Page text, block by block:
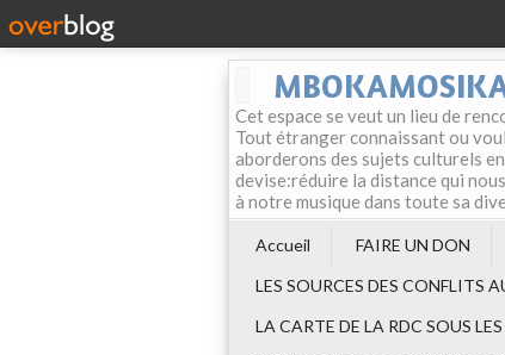
Cet espace se veut un lieu de
Tout étranger connaissant ou
aborderons des sujets culturels
devise:réduire la distance qui
à notre musique dans toute sa
Accueil FAIRE UN DON
LES SOURCES DES CONFLITS
LA CARTE DE LA RDC SOUS